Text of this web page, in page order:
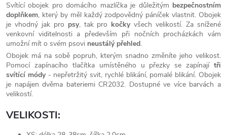
Svítící obojek pro domácího mazlíčka je důležitým bezpečnostním
doplňkem, který by měl každý zodpovědný páníček vlastnit. Obojek
je vhodný jak pro psy, tak pro kočkyvšech velikostí. Za snížené
venkovní viditelnosti a především při nočních procházkách vám
umožní mít o svém psovi neustálý přehled.
Obojek má na sobě popruh, kterým snadno změníte jeho velikost.
Pomocí zapínacího tlačítka umístěného u přezky se zapínají tři
svítící módy - nepřetržitý svit, rychlé blikání, pomalé blikání. Obojek
je napájen dvěma bateriemi CR2032. Dostupné ve více barvách a
velikostí.
VELIKOSTI: